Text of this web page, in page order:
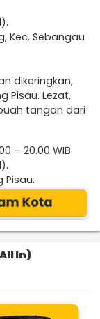
Kec. Sebangau
dikeringkan,
Pisau. Lezat,
tangan dari
– 20.00 WIB.
Pisau.
In)